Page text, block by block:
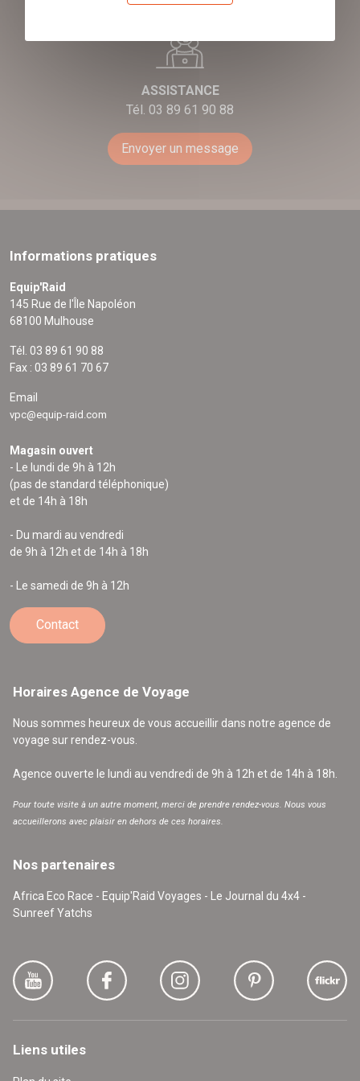
ASSISTANCE
Tél. 03 89 61 90 88
Envoyer un message
Informations pratiques
Equip'Raid
145 Rue de l'Île Napoléon
68100 Mulhouse
Tél. 03 89 61 90 88
Fax : 03 89 61 70 67
Email
vpc@equip-raid.com
Magasin ouvert
- Le lundi de 9h à 12h
(pas de standard téléphonique)
et de 14h à 18h
- Du mardi au vendredi
de 9h à 12h et de 14h à 18h
- Le samedi de 9h à 12h
Contact
Horaires Agence de Voyage
Nous sommes heureux de vous accueillir dans notre agence de
voyage sur rendez-vous.
Agence ouverte le lundi au vendredi de 9h à 12h et de 14h à 18h.
Pour toute visite à un autre moment, merci de prendre rendez-vous. Nous vous
accueillerons avec plaisir en dehors de ces horaires.
Nos partenaires
Africa Eco Race - Equip'Raid Voyages - Le Journal du 4x4 -
Sunreef Yatchs
Liens utiles